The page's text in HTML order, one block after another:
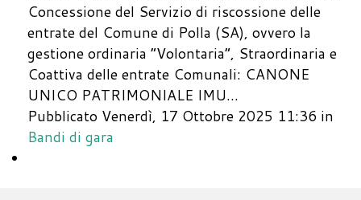
Concessione del Servizio di riscossione delle
entrate del Comune di Polla (SA), ovvero la
gestione ordinaria “Volontaria”, Straordinaria e
Coattiva delle entrate Comunali: CANONE
UNICO PATRIMONIALE IMU…
Pubblicato Venerdì, 17 Ottobre 2025 11:36 in
Bandi di gara